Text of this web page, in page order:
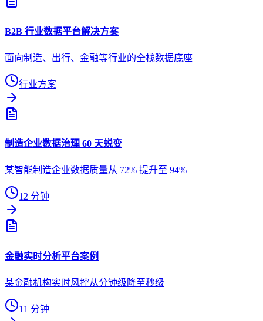
B2B 行业数据平台解决方案
面向制造、出行、金融等行业的全栈数据底座
行业方案
制造企业数据治理 60 天蜕变
某智能制造企业数据质量从 72% 提升至 94%
12 分钟
金融实时分析平台案例
某金融机构实时风控从分钟级降至秒级
11 分钟